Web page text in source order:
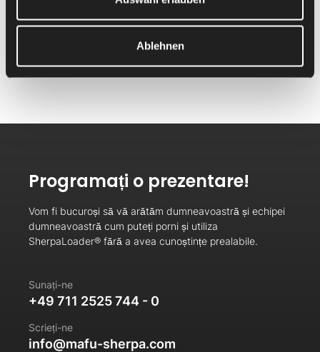
Ablehnen
lucru a robotului rămâne separată în mod fiabil de restul
producției. Astfel, protecția personalului și a instalației este
Programați o prezentare!
Vom fi bucuroși să vă arătăm dumneavoastră și echipei
dumneavoastră cum puteți porni și utiliza
SherpaLoader® fără a avea cunoștințe prealabile.
Sunați-ne
+49 711 2525 744 - 0
Scrieți-ne
info@mafu-sherpa.com